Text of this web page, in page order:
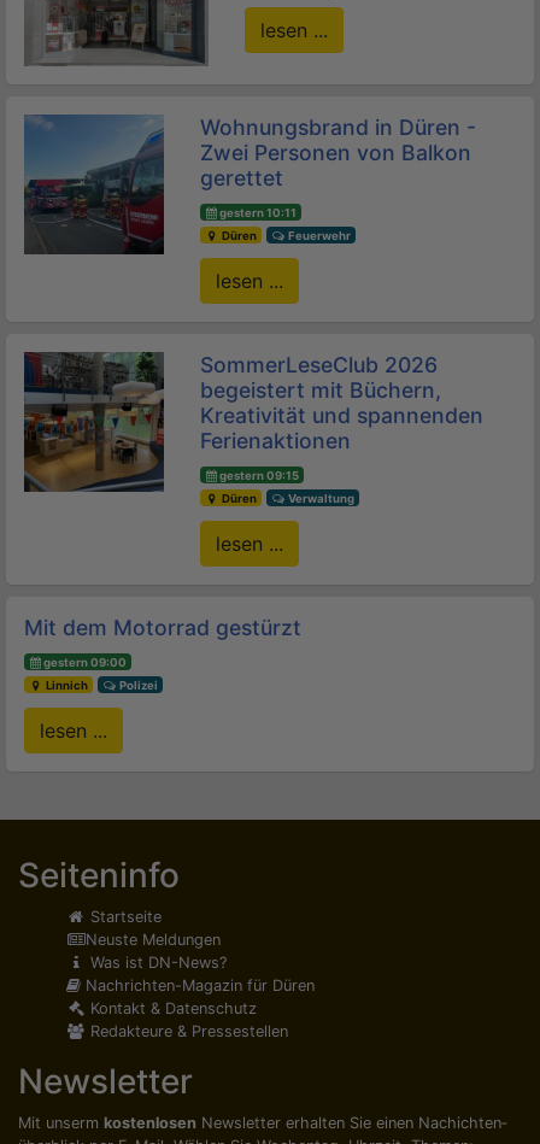
lesen ...
Wohnungsbrand in Düren -
Zwei Personen von Balkon
gerettet
gestern 10:11
Düren
Feuerwehr
lesen ...
SommerLeseClub 2026
begeistert mit Büchern,
Kreativität und spannenden
Ferienaktionen
gestern 09:15
Düren
Verwaltung
lesen ...
Mit dem Motorrad gestürzt
gestern 09:00
Linnich
Polizei
lesen ...
Seiteninfo
Startseite
Neuste Meldungen
Was ist DN-News?
Nachrichten-Magazin für Düren
Kontakt & Datenschutz
Redakteure & Pressestellen
Newsletter
Mit unserm kostenlosen Newsletter erhalten Sie einen Nachichten­